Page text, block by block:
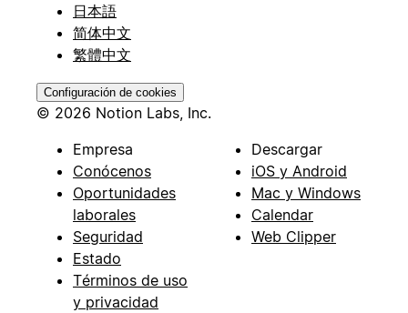
日本語
简体中文
繁體中文
Configuración de cookies
© 2026 Notion Labs, Inc.
Empresa
Conócenos
Oportunidades
laborales
Seguridad
Estado
Términos de uso
y privacidad
Descargar
iOS y Android
Mac y Windows
Calendar
Web Clipper